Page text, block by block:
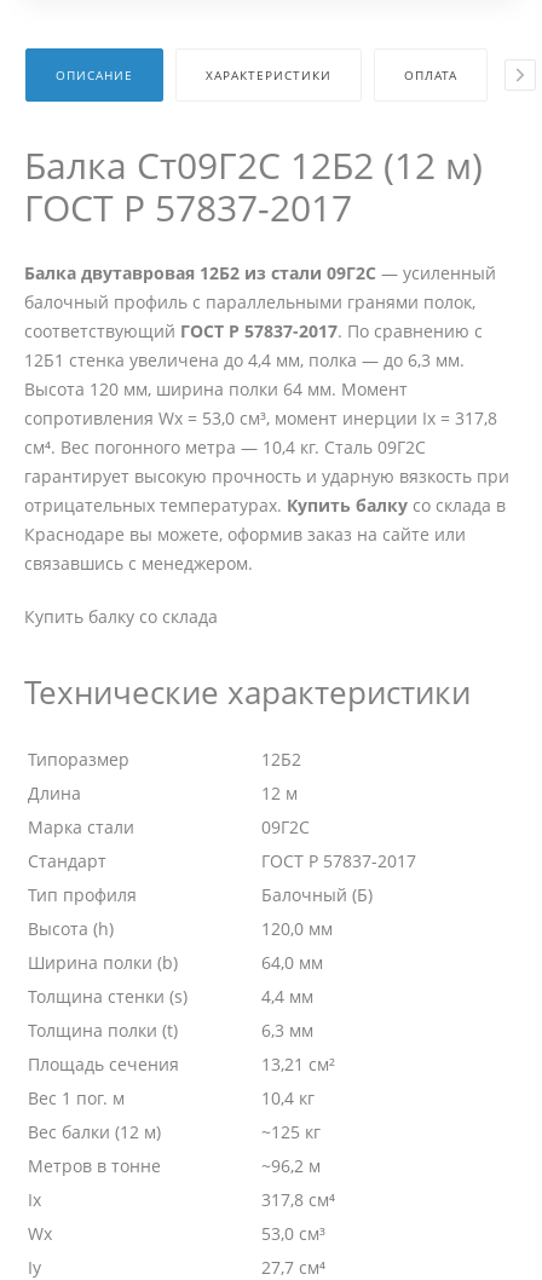
ОПИСАНИЕ ХАРАКТЕРИСТИКИ ОПЛАТА
Балка Ст09Г2С 12Б2 (12 м)
ГОСТ Р 57837-2017
Балка двутавровая 12Б2 из стали 09Г2С — усиленный
балочный профиль с параллельными гранями полок,
соответствующий ГОСТ Р 57837-2017. По сравнению с
12Б1 стенка увеличена до 4,4 мм, полка — до 6,3 мм.
Высота 120 мм, ширина полки 64 мм. Момент
сопротивления Wx = 53,0 см³, момент инерции Ix = 317,8
см⁴. Вес погонного метра — 10,4 кг. Сталь 09Г2С
гарантирует высокую прочность и ударную вязкость при
отрицательных температурах. Купить балку со склада в
Краснодаре вы можете, оформив заказ на сайте или
связавшись с менеджером.
Купить балку со склада
Технические характеристики
Типоразмер
12Б2
Длина
12 м
Марка стали
09Г2С
Стандарт
ГОСТ Р 57837-2017
Тип профиля
Балочный (Б)
Высота (h)
120,0 мм
Ширина полки (b)
64,0 мм
Толщина стенки (s)
4,4 мм
Толщина полки (t)
6,3 мм
Площадь сечения
13,21 см²
Вес 1 пог. м
10,4 кг
Вес балки (12 м)
~125 кг
Метров в тонне
~96,2 м
Ix
317,8 см⁴
Wx
53,0 см³
Iy
27,7 см⁴